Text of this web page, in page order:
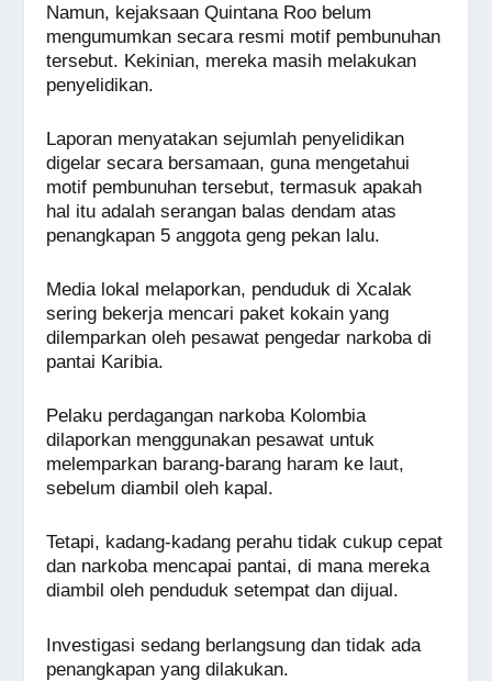
Namun, kejaksaan Quintana Roo belum
mengumumkan secara resmi motif pembunuhan
tersebut. Kekinian, mereka masih melakukan
penyelidikan.
Laporan menyatakan sejumlah penyelidikan
digelar secara bersamaan, guna mengetahui
motif pembunuhan tersebut, termasuk apakah
hal itu adalah serangan balas dendam atas
penangkapan 5 anggota geng pekan lalu.
Media lokal melaporkan, penduduk di Xcalak
sering bekerja mencari paket kokain yang
dilemparkan oleh pesawat pengedar narkoba di
pantai Karibia.
Pelaku perdagangan narkoba Kolombia
dilaporkan menggunakan pesawat untuk
melemparkan barang-barang haram ke laut,
sebelum diambil oleh kapal.
Tetapi, kadang-kadang perahu tidak cukup cepat
dan narkoba mencapai pantai, di mana mereka
diambil oleh penduduk setempat dan dijual.
Investigasi sedang berlangsung dan tidak ada
penangkapan yang dilakukan.